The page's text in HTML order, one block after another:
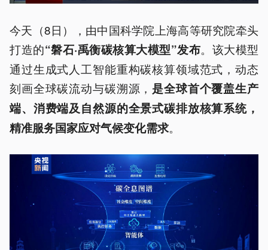
今天（8日），由中国科学院上海高等研究院牵头
打造的“磐石·禹衡碳核算大模型”发布。该大模型
通过生成式人工智能重构碳核算领域范式，动态
刻画全球碳流动与碳溯源， 是全球首个覆盖生产
端、消费端及自然源的全景式碳排放核算系统，
精准服务国家应对气候变化需求。